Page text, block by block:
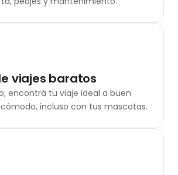
viajes baratos
encontrá tu viaje ideal a buen
incluso con tus mascotas.